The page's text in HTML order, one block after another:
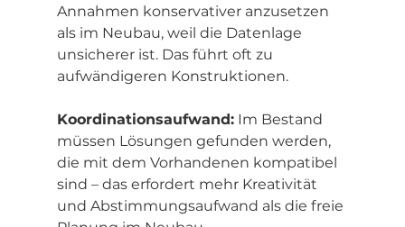
Annahmen konservativer anzusetzen
als im Neubau, weil die Datenlage
unsicherer ist. Das führt oft zu
aufwändigeren Konstruktionen.
Koordinationsaufwand: Im Bestand
müssen Lösungen gefunden werden,
die mit dem Vorhandenen kompatibel
sind – das erfordert mehr Kreativität
und Abstimmungsaufwand als die freie